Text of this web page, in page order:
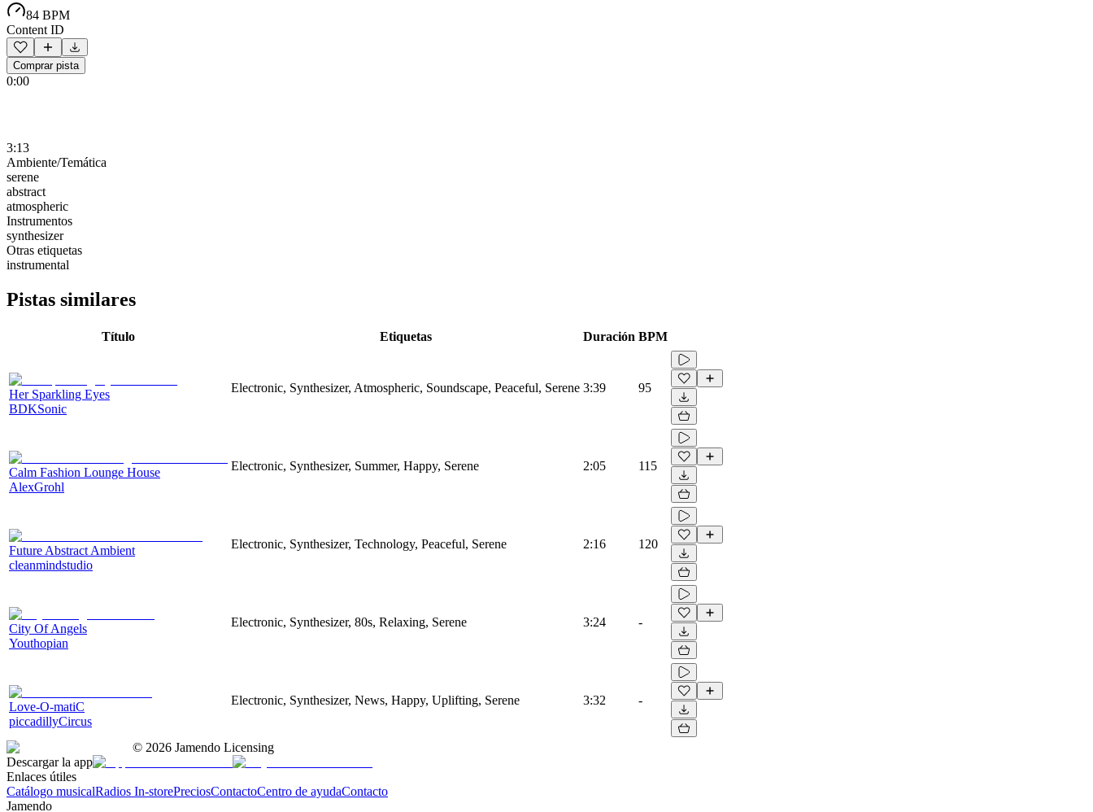
84 BPM
Content ID
Comprar pista
0:00
3:13
Ambiente/Temática
serene
abstract
atmospheric
Instrumentos
synthesizer
Otras etiquetas
instrumental
Pistas similares
Título Etiquetas Duración BPM
Her Sparkling Eyes
BDKSonic
Electronic, Synthesizer, Atmospheric, Soundscape, Peaceful, Serene 3:39 95
Calm Fashion Lounge House
AlexGrohl
Electronic, Synthesizer, Summer, Happy, Serene 2:05 115
Future Abstract Ambient
cleanmindstudio
Electronic, Synthesizer, Technology, Peaceful, Serene 2:16 120
City Of Angels
Youthopian
Electronic, Synthesizer, 80s, Relaxing, Serene 3:24 -
Love-O-matiC
piccadillyCircus
Electronic, Synthesizer, News, Happy, Uplifting, Serene 3:32 -
© 2026 Jamendo Licensing
Descargar la app
Enlaces útiles
Catálogo musicalRadios In-storePreciosContactoCentro de ayudaContacto
Jamendo